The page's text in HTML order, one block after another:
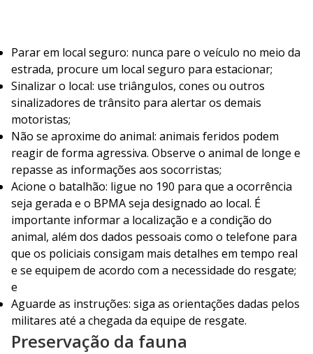
Parar em local seguro: nunca pare o veículo no meio da
estrada, procure um local seguro para estacionar;
Sinalizar o local: use triângulos, cones ou outros
sinalizadores de trânsito para alertar os demais
motoristas;
Não se aproxime do animal: animais feridos podem
reagir de forma agressiva. Observe o animal de longe e
repasse as informações aos socorristas;
Acione o batalhão: ligue no 190 para que a ocorrência
seja gerada e o BPMA seja designado ao local. É
importante informar a localização e a condição do
animal, além dos dados pessoais como o telefone para
que os policiais consigam mais detalhes em tempo real
e se equipem de acordo com a necessidade do resgate;
e
Aguarde as instruções: siga as orientações dadas pelos
militares até a chegada da equipe de resgate.
Preservação da fauna